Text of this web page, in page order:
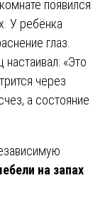
появился
У ребёнка
глаз.
«Это
через
а состояние
на запах